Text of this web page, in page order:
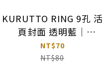
KURUTTO RING 9孔 活
頁封面 透明藍｜
MARUMAN 日本
NT$70
NT$80